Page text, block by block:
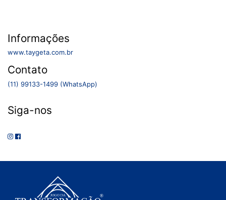
Informações
www.taygeta.com.br
Contato
(11) 99133-1499 (WhatsApp)
Siga-nos